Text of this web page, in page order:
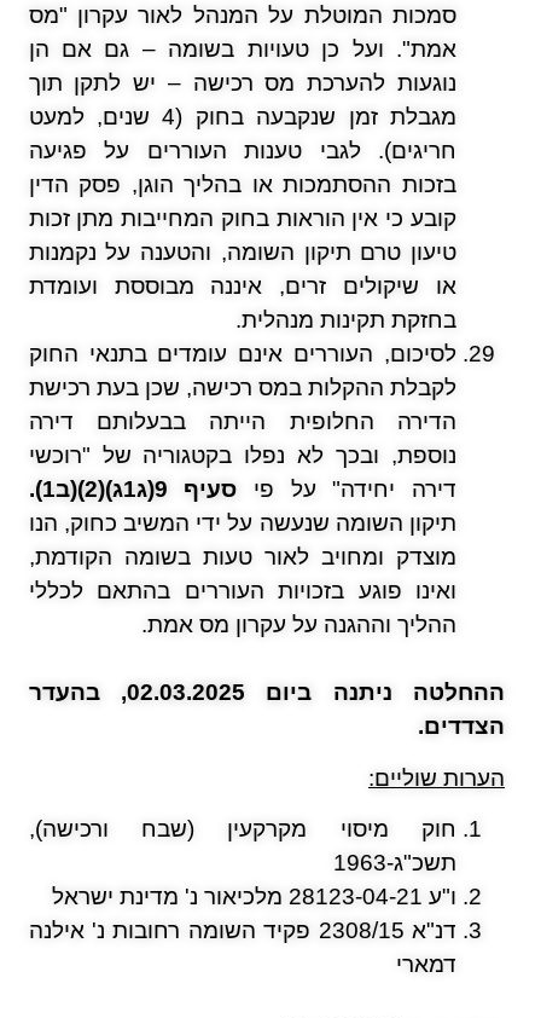
סמכות המוטלת על המנהל לאור עקרון "מס
אמת". ועל כן טעויות בשומה – גם אם הן
נוגעות להערכת מס רכישה – יש לתקן תוך
מגבלת זמן שנקבעה בחוק (4 שנים, למעט
חריגים). לגבי טענות העוררים על פגיעה
בזכות ההסתמכות או בהליך הוגן, פסק הדין
קובע כי אין הוראות בחוק המחייבות מתן זכות
טיעון טרם תיקון השומה, והטענה על נקמנות
או שיקולים זרים, איננה מבוססת ועומדת
בחזקת תקינות מנהלית.
לסיכום, העוררים אינם עומדים בתנאי החוק
לקבלת ההקלות במס רכישה, שכן בעת רכישת
הדירה החלופית הייתה בבעלותם דירה
נוספת, ובכך לא נפלו בקטגוריה של "רוכשי
דירה יחידה" על פי סעיף 9(ג1ג)(2)(ב1).
תיקון השומה שנעשה על ידי המשיב כחוק, הנו
מוצדק ומחויב לאור טעות בשומה הקודמת,
ואינו פוגע בזכויות העוררים בהתאם לכללי
ההליך וההגנה על עקרון מס אמת.
ההחלטה ניתנה ביום
02.03.2025, בהעדר
הצדדים.
הערות שוליים:
חוק מיסוי מקרקעין (שבח ורכישה),
תשכ"ג-1963
ו"ע 28123-04-21 מלכיאור נ' מדינת ישראל
דנ"א 2308/15 פקיד השומה רחובות נ' אילנה
דמארי